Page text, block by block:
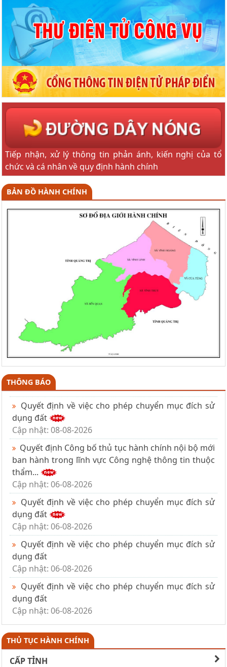
Tiếp nhận, xử lý thông tin phản ánh, kiến nghị của tổ
chức và cá nhân về quy định hành chính
BẢN ĐỒ HÀNH CHÍNH
THÔNG BÁO
Quyết định về việc cho phép chuyển mục đích sử
dụng đất
Cập nhật: 08-08-2026
Quyết định Công bố thủ tục hành chính nội bộ mới
ban hành trong lĩnh vực Công nghệ thông tin thuộc
thẩm...
Cập nhật: 06-08-2026
Quyết định về việc cho phép chuyển mục đích sử
dụng đất
Cập nhật: 06-08-2026
Quyết định về việc cho phép chuyển mục đích sử
dụng đất
Cập nhật: 06-08-2026
Quyết định về việc cho phép chuyển mục đích sử
dụng đất
Cập nhật: 06-08-2026
THỦ TỤC HÀNH CHÍNH
CẤP TỈNH